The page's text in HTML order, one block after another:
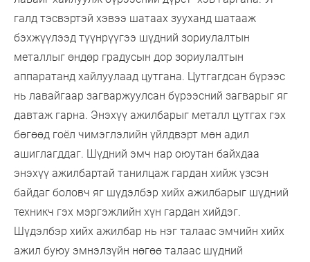
галд тэсвэртэй хэвээ шатаах зууханд шатааж
бэхжүүлээд түүнрүүгээ шүдний зориулалтын
металлыг өндөр градусын дор зориулалтын
аппаратанд хайлуулаад цутгана. Цутгагдсан бүрээс
нь лавайгаар загваржуулсан бүрээсний загварыг яг
давтаж гарна. Энэхүү ажилбарыг металл цутгах гэх
бөгөөд гоёл чимэглэлийн үйлдвэрт мөн адил
ашиглагддаг. Шүдний эмч нар оюутан байхдаа
энэхүү ажилбартай танилцаж гардан хийж үзсэн
байдаг боловч яг шүдэлбэр хийх ажилбарыг шүдний
техникч гэх мэргэжлийн хүн гардан хийдэг.
Шүдэлбэр хийх ажилбар нь нэг талаас эмчийн хийх
ажил буюу эмнэлзүйн нөгөө талаас шүдний